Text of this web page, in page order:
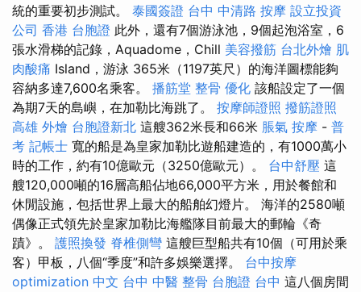
統的重要初步測試。 泰國簽證 台中 中清路 按摩 設立投資
公司 香港 台胞證 此外，還有7個游泳池，9個起泡浴室，6
張水滑梯的記錄，Aquadome，Chill 美容撥筋 台北外燴 肌
肉酸痛 Island，游泳 365米（1197英尺）的海洋圖標能夠
容納多達7,600名乘客。 播筋堂 整骨 優化 該船設定了一個
為期7天的島嶼，在加勒比海跳了。 按摩師證照 撥筋證照
高雄 外燴 台胞證新北 這艘362米長和66米 脹氣 按摩 - 普
考 記帳士 寬的船是為皇家加勒比遊船建造的，有1000萬小
時的工作，約有10億歐元（3250億歐元）。 台中舒壓 這
艘120,000噸的16層高船佔地66,000平方米，用於餐館和
休閒設施，包括世界上最大的船舶幻燈片。 海洋的2580噸
偶像正式領先於皇家加勒比海艦隊目前最大的郵輪《奇
蹟》。 護照換發 脊椎側彎 這艘巨型船共有10個（可用於乘
客）甲板，八個“季度”和許多娛樂選擇。 台中按摩
optimization 中文 台中 中醫 整骨 台胞證 台中 這八個房間